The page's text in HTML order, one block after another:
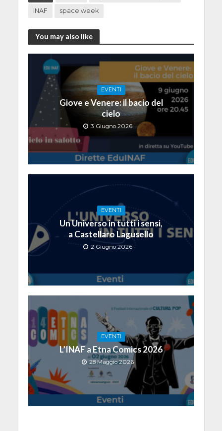
INAF space week
You may also like
EVENTI
Giove e Venere: il bacio del
cielo
3 Giugno 2026
EVENTI
Un Universo in tutti i sensi,
a Castellaro Lagusello
2 Giugno 2026
EVENTI
L’INAF a Etna Comics 2026
28 Maggio 2026